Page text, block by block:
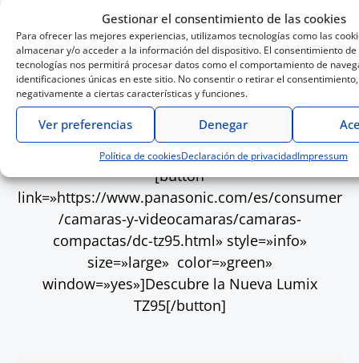
Gestionar el consentimiento de las cookies
Para ofrecer las mejores experiencias, utilizamos tecnologías como las
almacenar y/o acceder a la información del dispositivo. El consentimiento de
tecnologías nos permitirá procesar datos como el comportamiento de
identificaciones únicas en este sitio. No consentir o retirar el
negativamente a ciertas características y funciones.
Denegar
Ver preferencias
Política de cookiesDeclaración de privacidadImpressum
Además, su batería de larga duración soporta
aproximadamente 380 disparos. Y, en caso de
que se quede sin, la TZ95 admite carga a través
del puerto USB.
*Llegada del producto abril de 2019.
[button
link=»https://www.panasonic.com/es/consumer
/camaras-y-videocamaras/camaras-
compactas/dc-tz95.html» style=»info»
size=»large» color=»green»
window=»yes»]Descubre la Nueva Lumix
TZ95[/button]